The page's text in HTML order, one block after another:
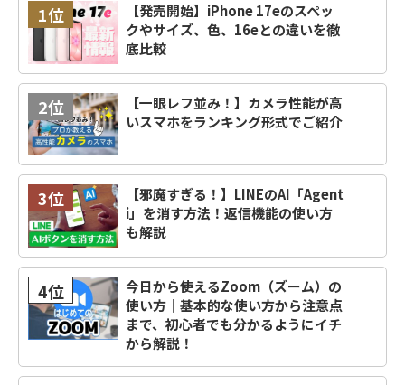
1位
【発売開始】iPhone 17eのスペッ
クやサイズ、色、16eとの違いを徹
底比較
2位
【一眼レフ並み！】カメラ性能が高
いスマホをランキング形式でご紹介
3位
【邪魔すぎる！】LINEのAI「Agent
i」を消す方法！返信機能の使い方
も解説
4位
今日から使えるZoom（ズーム）の
使い方｜基本的な使い方から注意点
まで、初心者でも分かるようにイチ
から解説！